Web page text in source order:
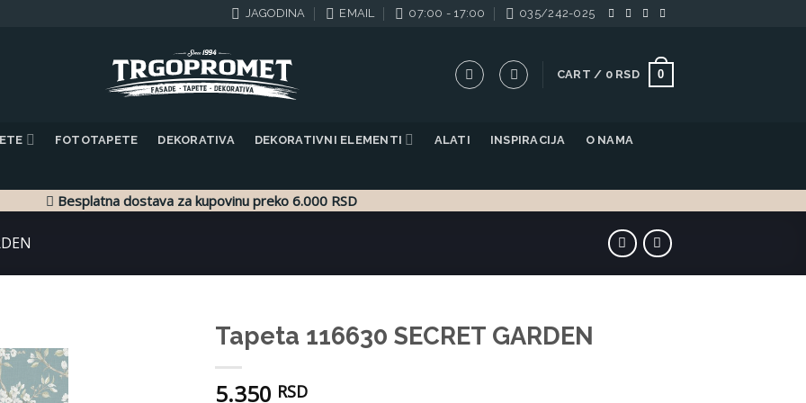
JAGODINA EMAIL 07:00 - 17:00 035/242-025
CART / 0 RSD 0
FOTOTAPETE DEKORATIVA DEKORATIVNI ELEMENTI ALATI INSPIRACIJA O NAMA
Besplatna dostava za kupovinu preko 6.000 RSD
Tapeta 116630 SECRET GARDEN
5.350 RSD